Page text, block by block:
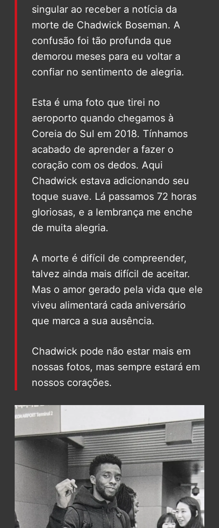
singular ao receber a notícia da
morte de Chadwick Boseman. A
confusão foi tão profunda que
demorou meses para eu voltar a
confiar no sentimento de alegria.
Esta é uma foto que tirei no
aeroporto quando chegamos à
Coreia do Sul em 2018. Tínhamos
acabado de aprender a fazer o
coração com os dedos. Aqui
Chadwick estava adicionando seu
toque suave. Lá passamos 72 horas
gloriosas, e a lembrança me enche
de muita alegria.
A morte é difícil de compreender,
talvez ainda mais difícil de aceitar.
Mas o amor gerado pela vida que ele
viveu alimentará cada aniversário
que marca a sua ausência.
Chadwick pode não estar mais em
nossas fotos, mas sempre estará em
nossos corações.